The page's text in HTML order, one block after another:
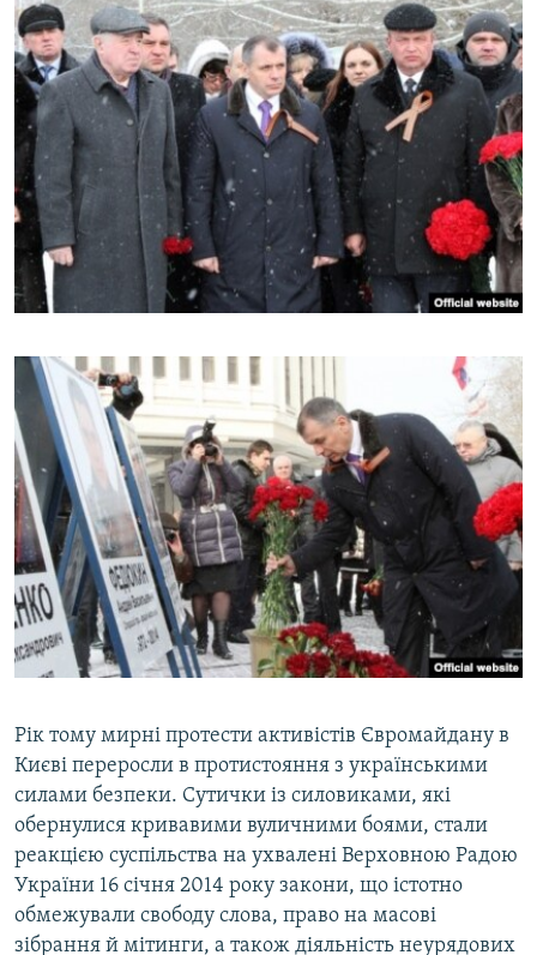
Рік тому мирні протести активістів Євромайдану в
Києві переросли в протистояння з українськими
силами безпеки. Сутички із силовиками, які
обернулися кривавими вуличними боями, стали
реакцією суспільства на ухвалені Верховною Радою
України 16 січня 2014 року закони, що істотно
обмежували свободу слова, право на масові
зібрання й мітинги, а також діяльність неурядових